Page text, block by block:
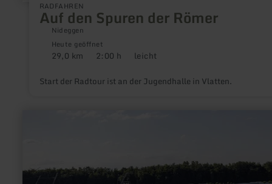
RADFAHREN
Auf den Spuren der Römer
Nideggen
Heute geöffnet
Distanz:
29,0 km Dauer:
2:00 h Anforderung:
leicht
Start der Radtour ist an der Jugendhalle in Vlatten.